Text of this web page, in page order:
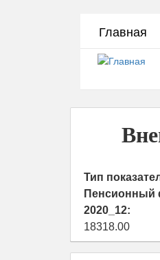
Главная
Тип
Пенсионный
2020_12:
18318.00